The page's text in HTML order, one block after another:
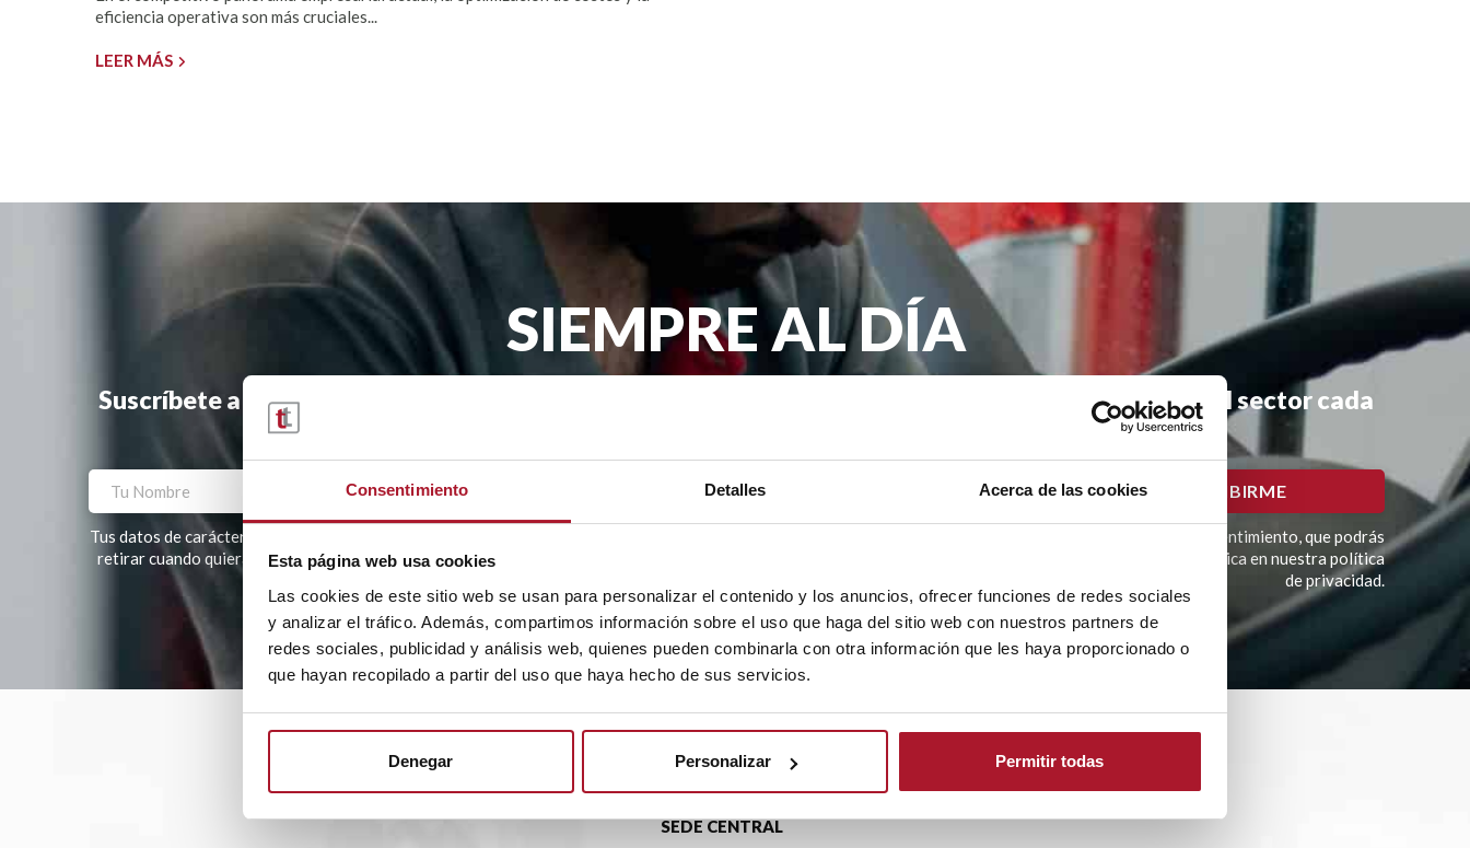
Consentimiento Detalles Acerca de las cookies
Esta página web usa cookies
Las cookies de este sitio web se usan para personalizar el contenido y los anuncios, ofrecer funciones de redes sociales
y analizar el tráfico. Además, compartimos información sobre el uso que haga del sitio web con nuestros partners de
redes sociales, publicidad y análisis web, quienes pueden combinarla con otra información que les haya proporcionado o
que hayan recopilado a partir del uso que haya hecho de sus servicios.
Denegar Personalizar Permitir todas
eficiencia operativa son más cruciales...
LEER MÁS
SIEMPRE AL DÍA
Suscríbete a la newsletter y te haremos llegar la actualidad de TransTel, promociones y noticias del sector cada
Tus datos de carácter personal tratados por TRANSTEL, S.A. con la finalidad de enviarte nuestro boletín periódico. La legitimación del tratamiento es tu consentimiento, que podrás
retirar cuando quieras. Tus datos no serán cedidos a terceros. Tienes derecho a acceder, rectificar y suprimir tus datos, así como otros derechos como se explica en nuestra política
de privacidad.
Por favor, deja este campo vacío.
SEDE CENTRAL